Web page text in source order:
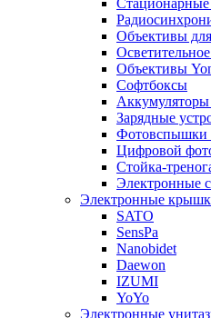
Объективы
Объективы
Софтбоксы
Зарядные
Фотовспышки
Цифровой
Стойка-
Электронные
Электронные
SATO
SensPa
Nanobidet
Daewon
IZUMI
YoYo
Электронные